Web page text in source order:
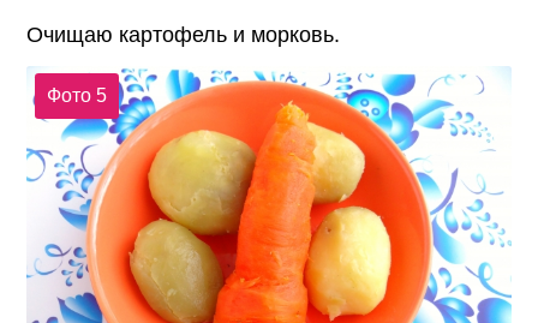
Очищаю картофель и морковь.
Фото 5